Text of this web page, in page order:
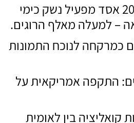
ב 21 לאוגוסט 2013 אסד מפעיל נשק כימי
– למעלה מאלף הרוגים.
כמרקחה לנוכח התמונות
התקפה אמריקאית על
בין לאומית